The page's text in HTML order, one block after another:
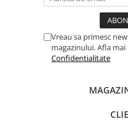
Biostimulatori
Fertilizanți foliari
Biostimulatori
Vreau sa primesc
magazinului. Afla
Confidentialitate